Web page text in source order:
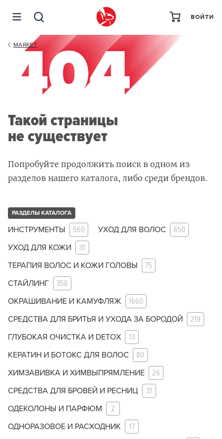
ВОЙТИ
MARKET
Такой страницы
не существует
Попробуйте продолжить поиск в одном из
разделов нашего каталога, либо среди брендов.
РАЗДЕЛЫ КАТАЛОГА
ИНСТРУМЕНТЫ 560 УХОД ДЛЯ ВОЛОС 650
УХОД ДЛЯ КОЖИ 31
ТЕРАПИЯ ВОЛОС И КОЖИ ГОЛОВЫ 75
СТАЙЛИНГ 358
ОКРАШИВАНИЕ И КАМУФЛЯЖ 1660
СРЕДСТВА ДЛЯ БРИТЬЯ И УХОДА ЗА БОРОДОЙ 219
ГЛУБОКАЯ ОЧИСТКА И DETOX 13
КЕРАТИН И БОТОКС ДЛЯ ВОЛОС 80
ХИМЗАВИВКА И ХИМВЫПРЯМЛЕНИЕ 26
СРЕДСТВА ДЛЯ БРОВЕЙ И РЕСНИЦ 31
ОДЕКОЛОНЫ И ПАРФЮМ 2
ОДНОРАЗОВОЕ И РАСХОДНИК 17